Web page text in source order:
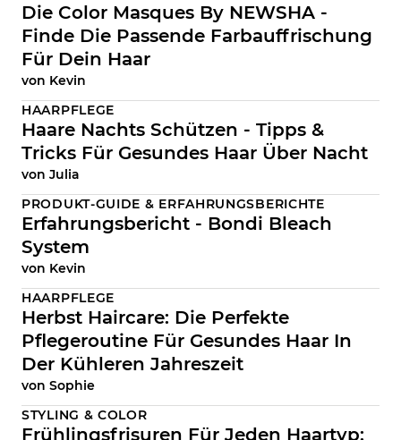
Die Color Masques By NEWSHA -
Finde Die Passende Farbauffrischung
Für Dein Haar
von Kevin
HAARPFLEGE
Haare Nachts Schützen - Tipps &
Tricks Für Gesundes Haar Über Nacht
von Julia
PRODUKT-GUIDE & ERFAHRUNGSBERICHTE
Erfahrungsbericht - Bondi Bleach
System
von Kevin
HAARPFLEGE
Herbst Haircare: Die Perfekte
Pflegeroutine Für Gesundes Haar In
Der Kühleren Jahreszeit
von Sophie
STYLING & COLOR
Frühlingsfrisuren Für Jeden Haartyp: